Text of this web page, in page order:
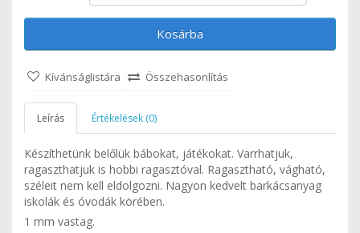
Kosárba
Kívánságlistára Összehasonlítás
Leírás Értékelések (0)
Készíthetünk belőlük bábokat, játékokat. Varrhatjuk,
ragaszthatjuk is hobbi ragasztóval. Ragasztható, vágható,
széleit nem kell eldolgozni. Nagyon kedvelt barkácsanyag
iskolák és óvodák körében.
1 mm vastag.